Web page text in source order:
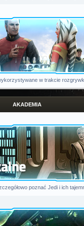
w trakcie
AKADEMIA
poznać Jedi i ich